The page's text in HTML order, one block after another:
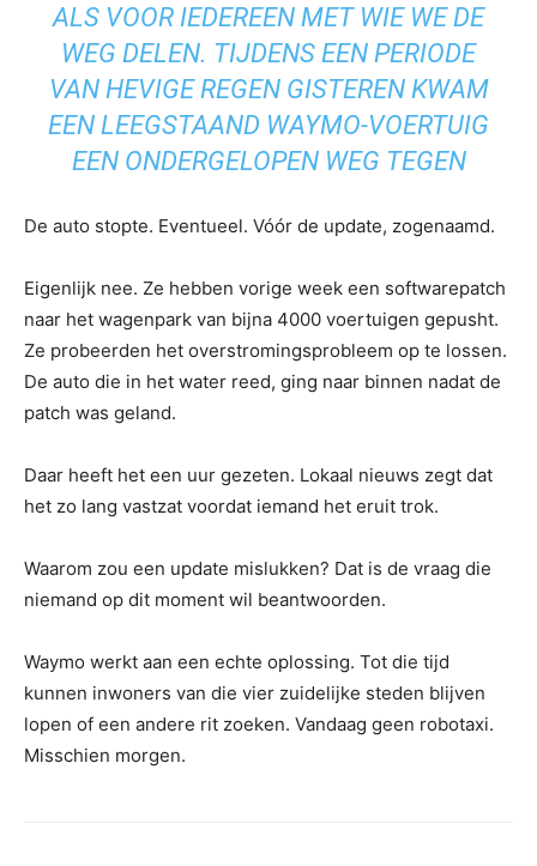
ALS VOOR IEDEREEN MET WIE WE DE
WEG DELEN. TIJDENS EEN PERIODE
VAN HEVIGE REGEN GISTEREN KWAM
EEN LEEGSTAAND WAYMO-VOERTUIG
EEN ONDERGELOPEN WEG TEGEN
De auto stopte. Eventueel. Vóór de update, zogenaamd.
Eigenlijk nee. Ze hebben vorige week een softwarepatch
naar het wagenpark van bijna 4000 voertuigen gepusht.
Ze probeerden het overstromingsprobleem op te lossen.
De auto die in het water reed, ging naar binnen nadat de
patch was geland.
Daar heeft het een uur gezeten. Lokaal nieuws zegt dat
het zo lang vastzat voordat iemand het eruit trok.
Waarom zou een update mislukken? Dat is de vraag die
niemand op dit moment wil beantwoorden.
Waymo werkt aan een echte oplossing. Tot die tijd
kunnen inwoners van die vier zuidelijke steden blijven
lopen of een andere rit zoeken. Vandaag geen robotaxi.
Misschien morgen.